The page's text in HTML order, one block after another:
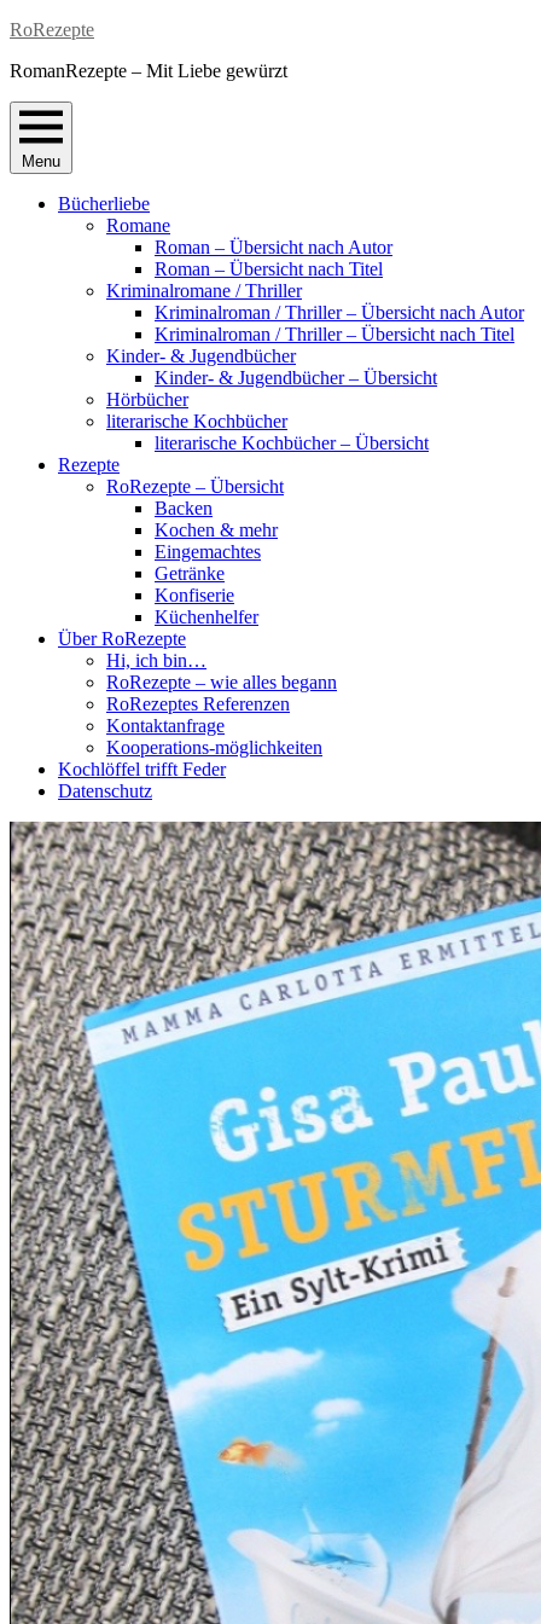
Skip
content
RoRezepte
RomanRezepte – Mit Liebe gewürzt
Menu
Bücherliebe
Romane
Roman – Übersicht nach Autor
Roman – Übersicht nach Titel
Kriminalromane / Thriller
Kriminalroman / Thriller – Übersicht nach Autor
Kriminalroman / Thriller – Übersicht nach Titel
Kinder- & Jugendbücher
Kinder- & Jugendbücher – Übersicht
Hörbücher
literarische Kochbücher
literarische Kochbücher – Übersicht
Rezepte
RoRezepte – Übersicht
Backen
Kochen & mehr
Eingemachtes
Getränke
Konfiserie
Küchenhelfer
Über RoRezepte
Hi, ich bin…
RoRezepte – wie alles begann
RoRezeptes Referenzen
Kontaktanfrage
Kooperations-möglichkeiten
Kochlöffel trifft Feder
Datenschutz